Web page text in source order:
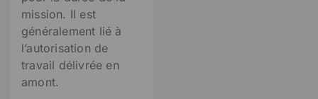
mission. Il est
généralement lié à
l’autorisation de
travail délivrée en
amont.